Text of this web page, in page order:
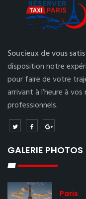
Soucieux de vous
disposition notre
pour faire de votre
arrivant à l’heure à
professionnels.
GALERIE PHOTOS
Paris